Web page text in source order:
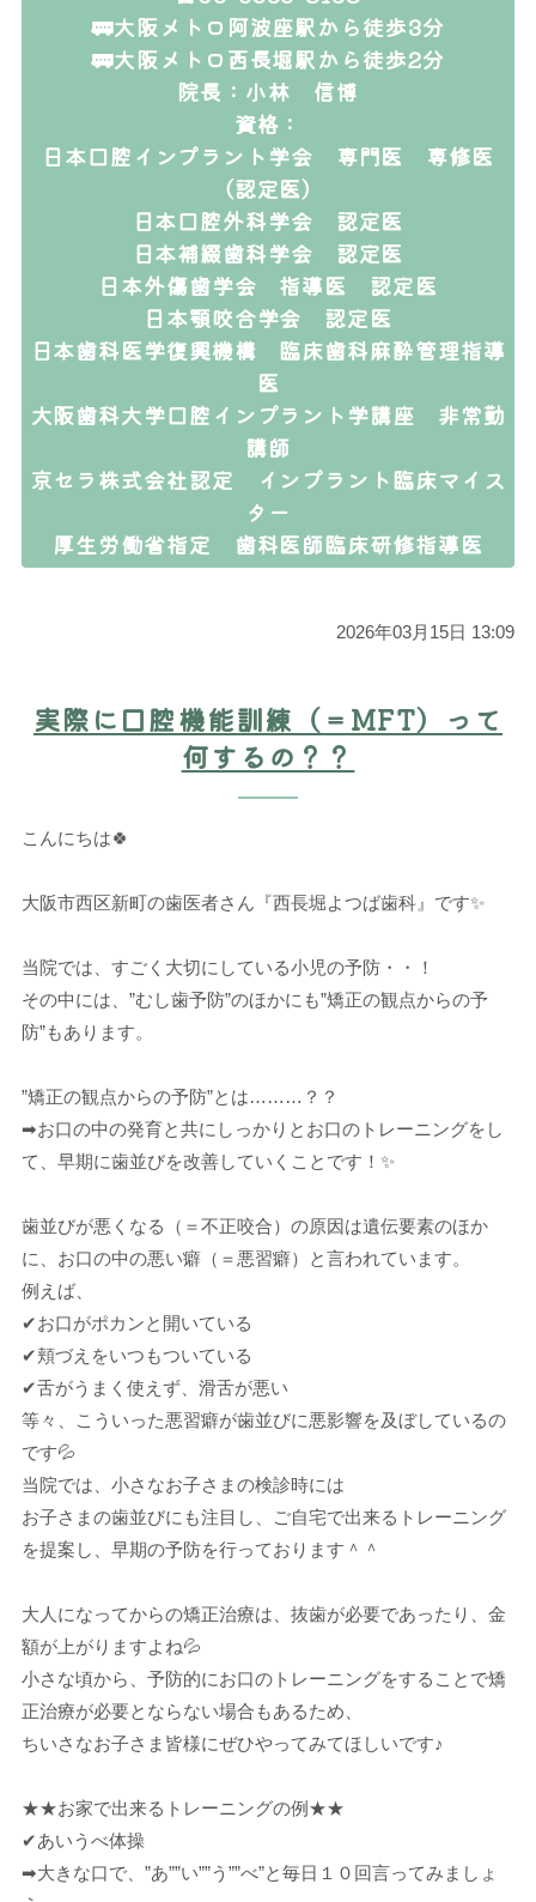
🚃大阪メトロ阿波座駅から徒歩3分
🚃大阪メトロ西長堀駅から徒歩2分
院長：小林 信博
資格：
日本口腔インプラント学会 専門医 専修医
（認定医）
日本口腔外科学会 認定医
日本補綴歯科学会 認定医
日本外傷歯学会 指導医 認定医
日本顎咬合学会 認定医
日本歯科医学復興機構 臨床歯科麻酔管理指導
医
大阪歯科大学口腔インプラント学講座 非常勤
講師
京セラ株式会社認定 インプラント臨床マイス
ター
厚生労働省指定 歯科医師臨床研修指導医
2026年03月15日 13:09
実際に口腔機能訓練（＝MFT）って
何するの？？
こんにちは🍀
大阪市西区新町の歯医者さん『西長堀よつば歯科』です✨
当院では、すごく大切にしている小児の予防・・！
その中には、”むし歯予防”のほかにも”矯正の観点からの予
防”もあります。
”矯正の観点からの予防”とは………？？
➡お口の中の発育と共にしっかりとお口のトレーニングをし
て、早期に歯並びを改善していくことです！✨
歯並びが悪くなる（＝不正咬合）の原因は遺伝要素のほか
に、お口の中の悪い癖（＝悪習癖）と言われています。
例えば、
✔お口がポカンと開いている
✔頬づえをいつもついている
✔舌がうまく使えず、滑舌が悪い
等々、こういった悪習癖が歯並びに悪影響を及ぼしているの
です💦
当院では、小さなお子さまの検診時には
お子さまの歯並びにも注目し、ご自宅で出来るトレーニング
を提案し、早期の予防を行っております＾＾
大人になってからの矯正治療は、抜歯が必要であったり、金
額が上がりますよね💦
小さな頃から、予防的にお口のトレーニングをすることで矯
正治療が必要とならない場合もあるため、
ちいさなお子さま皆様にぜひやってみてほしいです♪
★★お家で出来るトレーニングの例★★
✔あいうべ体操
➡大きな口で、”あ””い””う””べ”と毎日１０回言ってみましょ